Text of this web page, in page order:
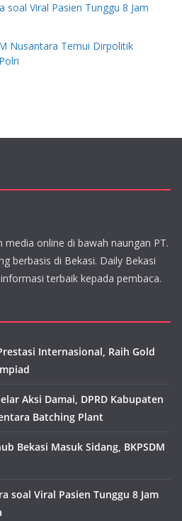
soal Viral Pasien Tunggu 8 Jam
Nusantara Temui Dirpolitik
media online di bawah naungan PT.
berbasis di Bekasi. Daily Bekasi
terbaik kepada pembaca.
Internasional, Raih Gold
Aksi Damai, DPRD Kabupaten
Batching Plant
Bekasi Masuk Sidang, BKPSDM
soal Viral Pasien Tunggu 8 Jam